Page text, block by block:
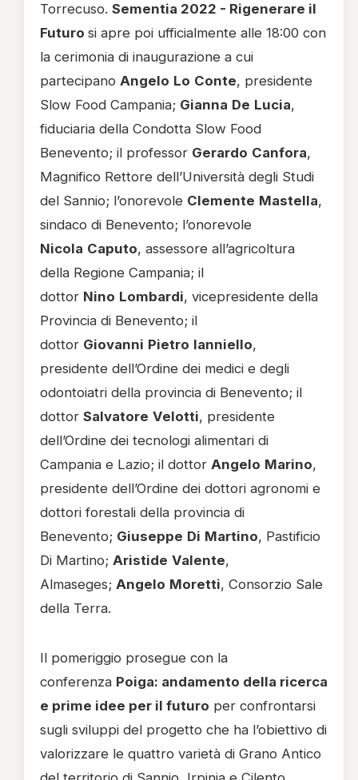
Torrecuso. Sementia 2022 - Rigenerare il
Futuro si apre poi ufficialmente alle 18:00 con
la cerimonia di inaugurazione a cui
partecipano Angelo Lo Conte, presidente
Slow Food Campania; Gianna De Lucia,
fiduciaria della Condotta Slow Food
Benevento; il professor Gerardo Canfora,
Magnifico Rettore dell’Università degli Studi
del Sannio; l’onorevole Clemente Mastella,
sindaco di Benevento; l’onorevole
Nicola Caputo, assessore all’agricoltura
della Regione Campania; il
dottor Nino Lombardi, vicepresidente della
Provincia di Benevento; il
dottor Giovanni Pietro Ianniello,
presidente dell’Ordine dei medici e degli
odontoiatri della provincia di Benevento; il
dottor Salvatore Velotti, presidente
dell’Ordine dei tecnologi alimentari di
Campania e Lazio; il dottor Angelo Marino,
presidente dell’Ordine dei dottori agronomi e
dottori forestali della provincia di
Benevento; Giuseppe Di Martino, Pastificio
Di Martino; Aristide Valente,
Almaseges; Angelo Moretti, Consorzio Sale
della Terra.
Il pomeriggio prosegue con la
conferenza Poiga: andamento della ricerca
e prime idee per il futuro per confrontarsi
sugli sviluppi del progetto che ha l’obiettivo di
valorizzare le quattro varietà di Grano Antico